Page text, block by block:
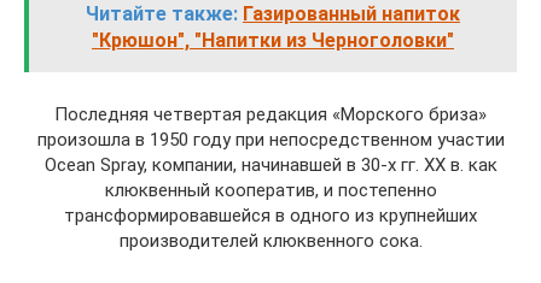
Читайте также: Газированный напиток
"Крюшон", "Напитки из Черноголовки"
Последняя четвертая редакция «Морского бриза»
произошла в 1950 году при непосредственном участии
Ocean Spray, компании, начинавшей в 30-х гг. XX в. как
клюквенный кооператив, и постепенно
трансформировавшейся в одного из крупнейших
производителей клюквенного сока.